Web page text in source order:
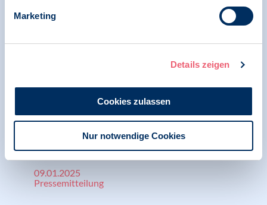
Marketing
Details zeigen
Cookies zulassen
Nur notwendige Cookies
Flüchtlingsschutz
9 Methoden, die Sie gelassener durch den
Alltag bringen, Willi Neumann, RP (dpa)
09.01.2025
Pressemitteilung